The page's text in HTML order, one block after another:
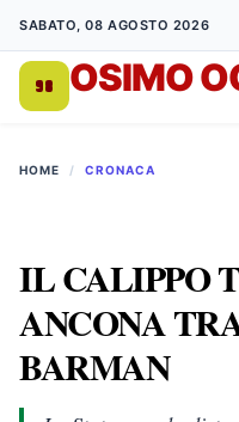
SABATO, 08 AGOSTO 2026
OSIMO
HOME / CRONACA
IL CALIPPO
ANCONA
BARMAN